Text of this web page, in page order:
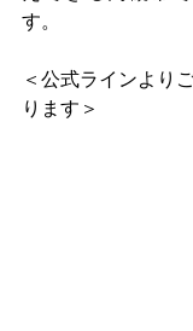
す。
＜公式ラインより
ります＞